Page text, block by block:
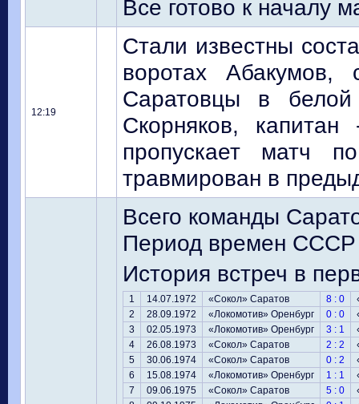
Все готово к началу
12:19
Стали известны
воротах Абакумов,
Саратовцы в
Скорняков,
пропускает матч
травмирован в
Всего команды
Период времен СССР
История встреч в
1 14.07.1972 «Сокол» Саратов 8 : 0
2
28.09.1972 «Локомотив» Оренбург 0 : 0
3
02.05.1973 «Локомотив» Оренбург 3 : 1
4
26.08.1973 «Сокол» Саратов 2 : 2
5
30.06.1974 «Сокол» Саратов 0 : 2
6
15.08.1974 «Локомотив» Оренбург 1 : 1
7
09.06.1975 «Сокол» Саратов 5 : 0